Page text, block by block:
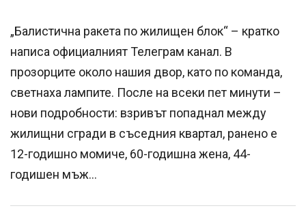
„Балистична ракета по жилищен блок“ – кратко
написа официалният Телеграм канал. В
прозорците около нашия двор, като по команда,
светнаха лампите. После на всеки пет минути –
нови подробности: взривът попаднал между
жилищни сгради в съседния квартал, ранено е
12-годишно момиче, 60-годишна жена, 44-
годишен мъж…